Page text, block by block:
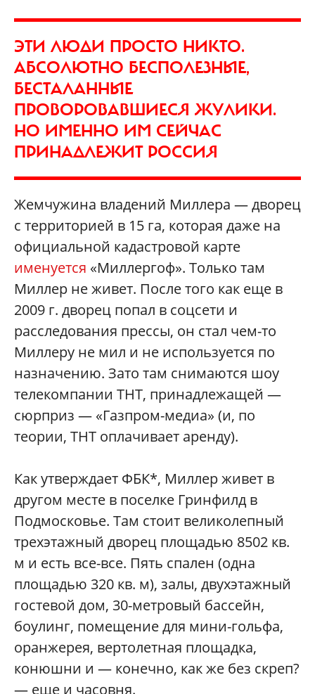
ЭТИ ЛЮДИ ПРОСТО НИКТО.
АБСОЛЮТНО БЕСПОЛЕЗНЫЕ,
БЕСТАЛАННЫЕ
ПРОВОРОВАВШИЕСЯ ЖУЛИКИ.
НО ИМЕННО ИМ СЕЙЧАС
ПРИНАДЛЕЖИТ РОССИЯ
Жемчужина владений Миллера — дворец
с территорией в 15 га, которая даже на
официальной кадастровой карте
именуется «Миллергоф». Только там
Миллер не живет. После того как еще в
2009 г. дворец попал в соцсети и
расследования прессы, он стал чем-то
Миллеру не мил и не используется по
назначению. Зато там снимаются шоу
телекомпании ТНТ, принадлежащей —
сюрприз — «Газпром-медиа» (и, по
теории, ТНТ оплачивает аренду).
Как утверждает ФБК*, Миллер живет в
другом месте в поселке Гринфилд в
Подмосковье. Там стоит великолепный
трехэтажный дворец площадью 8502 кв.
м и есть все-все. Пять спален (одна
площадью 320 кв. м), залы, двухэтажный
гостевой дом, 30-метровый бассейн,
боулинг, помещение для мини-гольфа,
оранжерея, вертолетная площадка,
конюшни и — конечно, как же без скреп?
— еще и часовня.